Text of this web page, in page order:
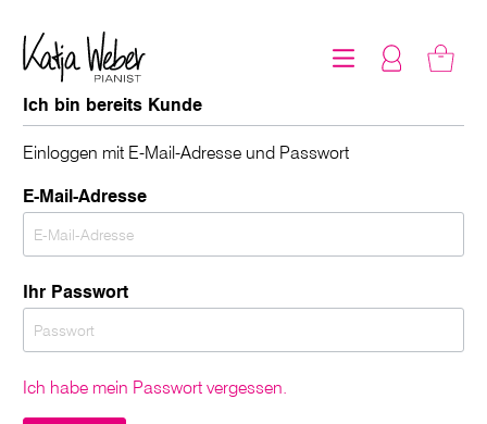
Ich bin bereits Kunde
Einloggen mit E-Mail-Adresse und Passwort
E-Mail-Adresse
Ihr Passwort
Ich habe mein Passwort vergessen.